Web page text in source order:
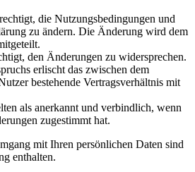
die Nutzungsbedingungen und
zu ändern. Die Änderung wird dem
den Änderungen zu widersprechen.
erlischt das zwischen dem
bestehende Vertragsverhältnis mit
als anerkannt und verbindlich, wenn
zugestimmt hat.
mit Ihren persönlichen Daten sind
enthalten.